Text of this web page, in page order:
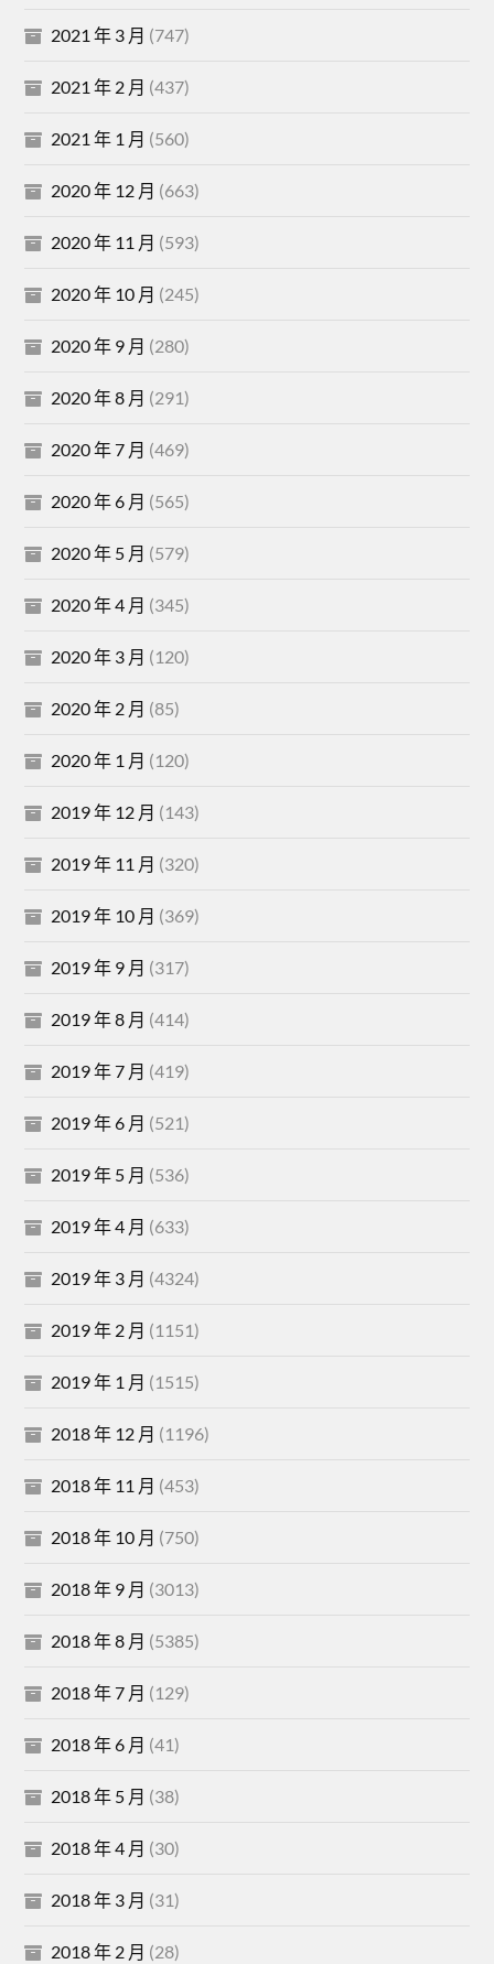
2021 年 3 月 (747)
2021 年 2 月 (437)
2021 年 1 月 (560)
2020 年 12 月 (663)
2020 年 11 月 (593)
2020 年 10 月 (245)
2020 年 9 月 (280)
2020 年 8 月 (291)
2020 年 7 月 (469)
2020 年 6 月 (565)
2020 年 5 月 (579)
2020 年 4 月 (345)
2020 年 3 月 (120)
2020 年 2 月 (85)
2020 年 1 月 (120)
2019 年 12 月 (143)
2019 年 11 月 (320)
2019 年 10 月 (369)
2019 年 9 月 (317)
2019 年 8 月 (414)
2019 年 7 月 (419)
2019 年 6 月 (521)
2019 年 5 月 (536)
2019 年 4 月 (633)
2019 年 3 月 (4324)
2019 年 2 月 (1151)
2019 年 1 月 (1515)
2018 年 12 月 (1196)
2018 年 11 月 (453)
2018 年 10 月 (750)
2018 年 9 月 (3013)
2018 年 8 月 (5385)
2018 年 7 月 (129)
2018 年 6 月 (41)
2018 年 5 月 (38)
2018 年 4 月 (30)
2018 年 3 月 (31)
2018 年 2 月 (28)